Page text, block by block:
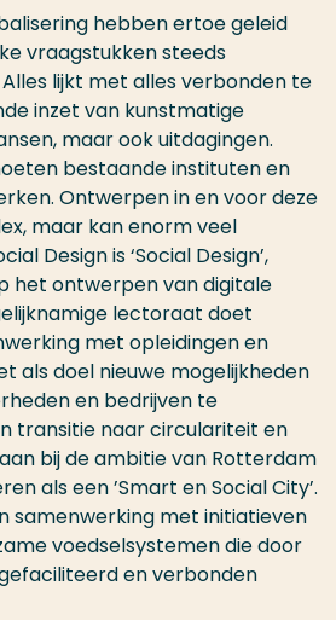
hebben ertoe geleid
vraagstukken steeds
lijkt met alles verbonden te
inzet van kunstmatige
maar ook uitdagingen.
bestaande instituten en
Ontwerpen in en voor deze
maar kan enorm veel
Design is ‘Social Design’,
het ontwerpen van digitale
lectoraat doet
met opleidingen en
als doel nieuwe mogelijkheden
en bedrijven te
transitie naar circulariteit en
bij de ambitie van Rotterdam
als een ’Smart en Social City’.
samenwerking met initiatieven
voedselsystemen die door
en verbonden